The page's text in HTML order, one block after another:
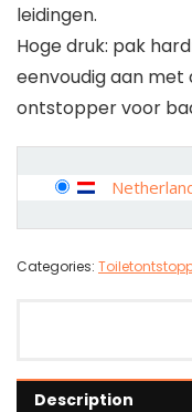
leidingen.
Hoge druk: pak
eenvoudig aan
ontstopper voor
Categories:
Description